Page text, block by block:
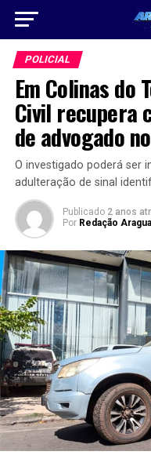
POLICIAL
Em Colinas do
Civil recupera
de advogado
O investigado poderá ser
adulteração de sinal
Publicado 2 anos
Por Redação